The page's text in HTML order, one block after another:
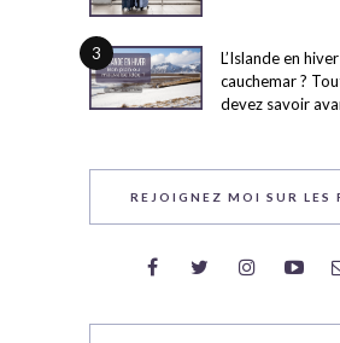
3
L’Islande en
cauchemar ?
devez savoir
REJOIGNEZ MOI SUR LES